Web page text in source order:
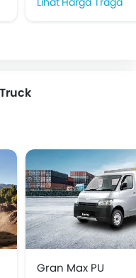
Gran Max PU